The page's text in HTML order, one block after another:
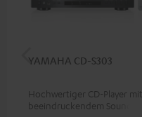
YAMAHA CD-S303
Hochwertiger CD-Player mit
beeindruckendem Sound